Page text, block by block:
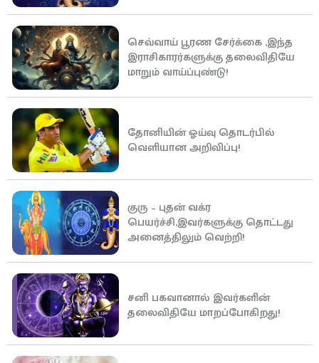
செவ்வாய் பூரண சேர்க்கை ,இந்த
இராசிகாரர்களுக்கு தலைவிதியே
மாறும் வாய்ப்புண்டு!
தோனியின் ஓய்வு தொடர்பில்
வெளியான அறிவிப்பு!
குரு – புதன் வக்ர
பெயர்ச்சி,இவர்களுக்கு தொட்டது
அனைத்திலும் வெற்றி!
சனி பகவானால் இவர்களின்
தலைவிதியே மாறப்போகிறது!